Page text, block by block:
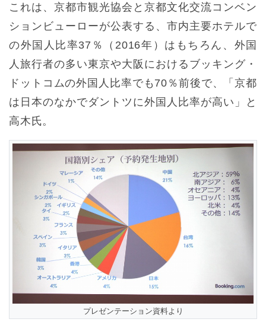
これは、京都市観光協会と京都文化交流コンベン
ションビューローが公表する、市内主要ホテルで
の外国人比率37％（2016年）はもちろん、外国
人旅行者の多い東京や大阪におけるブッキング・
ドットコムの外国人比率でも70％前後で、「京都
は日本のなかでダントツに外国人比率が高い」と
高木氏。
プレゼンテーション資料より